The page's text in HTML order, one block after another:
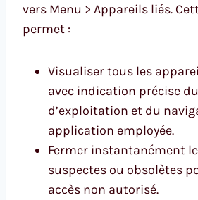
vers Menu > Appareils liés.
permet :
Visualiser tous les
avec indication précise
d’exploitation et du
application employée.
Fermer instantanément
suspectes ou obsolètes
accès non autorisé.